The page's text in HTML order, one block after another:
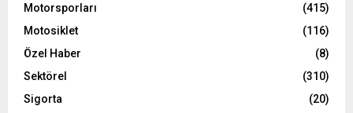
Motorsporları
(415)
Motosiklet
(116)
Özel Haber
(8)
Sektörel
(310)
Sigorta
(20)